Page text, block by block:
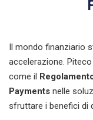
Il mondo finanziario
accelerazione. Piteco
come il
Payments nelle
sfruttare i benefici di